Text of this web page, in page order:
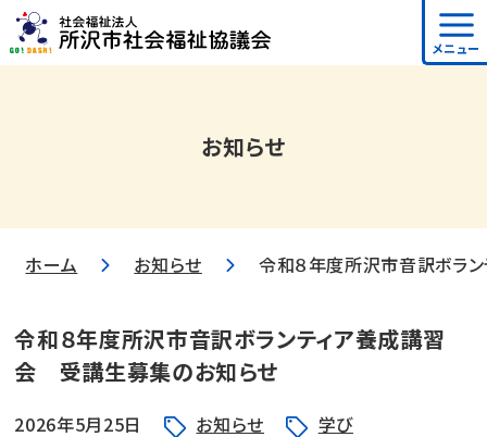
メニュー
お知らせ
ホーム お知らせ 令和８年度所沢市音訳ボラ
令和８年度所沢市音訳ボランティア養成講習
会 受講生募集のお知らせ
2026年5月25日 お知らせ 学び